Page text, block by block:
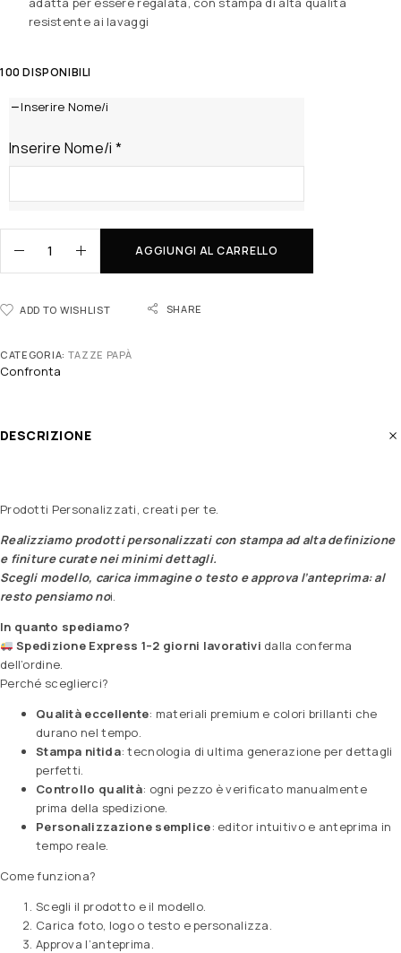
resistente ai lavaggi
100 DISPONIBILI
Inserire Nome/i
Inserire Nome/i *
AGGIUNGI AL CARRELLO
ADD TO WISHLIST SHARE
CATEGORIA: TAZZE PAPÀ
Confronta
DESCRIZIONE
Prodotti Personalizzati, creati per te.
Realizziamo prodotti personalizzati con stampa ad alta definizione
e finiture curate nei minimi dettagli.
Scegli modello, carica immagine o testo e approva l’anteprima: al
resto pensiamo noi.
In quanto spediamo?
Spedizione Express 1–2 giorni lavorativi dalla conferma
dell’ordine.
Perché sceglierci?
Qualità eccellente: materiali premium e colori brillanti che
durano nel tempo.
Stampa nitida: tecnologia di ultima generazione per dettagli
perfetti.
Controllo qualità: ogni pezzo è verificato manualmente
prima della spedizione.
Personalizzazione semplice: editor intuitivo e anteprima in
tempo reale.
Come funziona?
Scegli il prodotto e il modello.
Carica foto, logo o testo e personalizza.
Approva l’anteprima.